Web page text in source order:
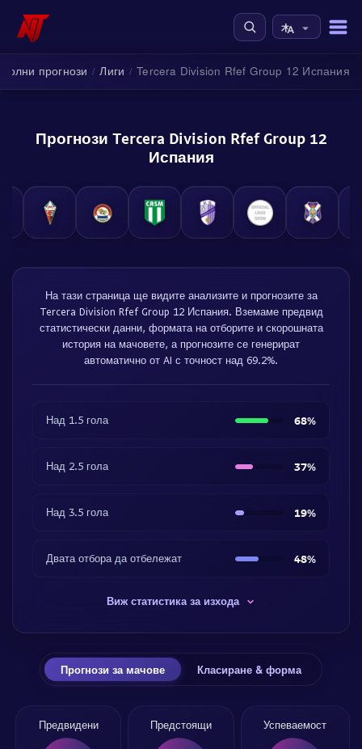
прогнози / Лиги / Tercera Division Rfef Group 12 Испания
Прогнози Tercera Division Rfef Group 12
Испания
На тази страница ще видите анализите и прогнозите за
Tercera Division Rfef Group 12 Испания. Вземаме предвид
статистически данни, формата на отборите и скорошната
история на мачовете, а прогнозите се генерират
автоматично от AI с точност над 69.2%.
Над 1.5 гола 68%
Над 2.5 гола 37%
Над 3.5 гола 19%
Двата отбора да отбележат 48%
Виж статистика за изхода
Прогнози за мачове Класиране & форма
Предвидени Предстоящи Успеваемост